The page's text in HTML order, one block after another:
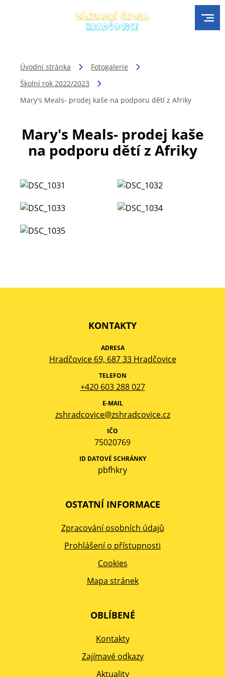
Úvodní stránka
Fotogalerie
Školní rok 2022/2023
Mary's Meals- prodej kaše na podporu dětí z Afriky
Mary's Meals- prodej kaše
na podporu dětí z Afriky
KONTAKTY
ADRESA
Hradčovice 69, 687 33 Hradčovice
TELEFON
+420 603 288 027
E-MAIL
zshradcovice@zshradcovice.cz
IČO
75020769
ID DATOVÉ SCHRÁNKY
pbfhkry
OSTATNÍ INFORMACE
Zpracování osobních údajů
Prohlášení o přístupnosti
Cookies
Mapa stránek
OBLÍBENÉ
Kontakty
Zajímavé odkazy
Aktuality